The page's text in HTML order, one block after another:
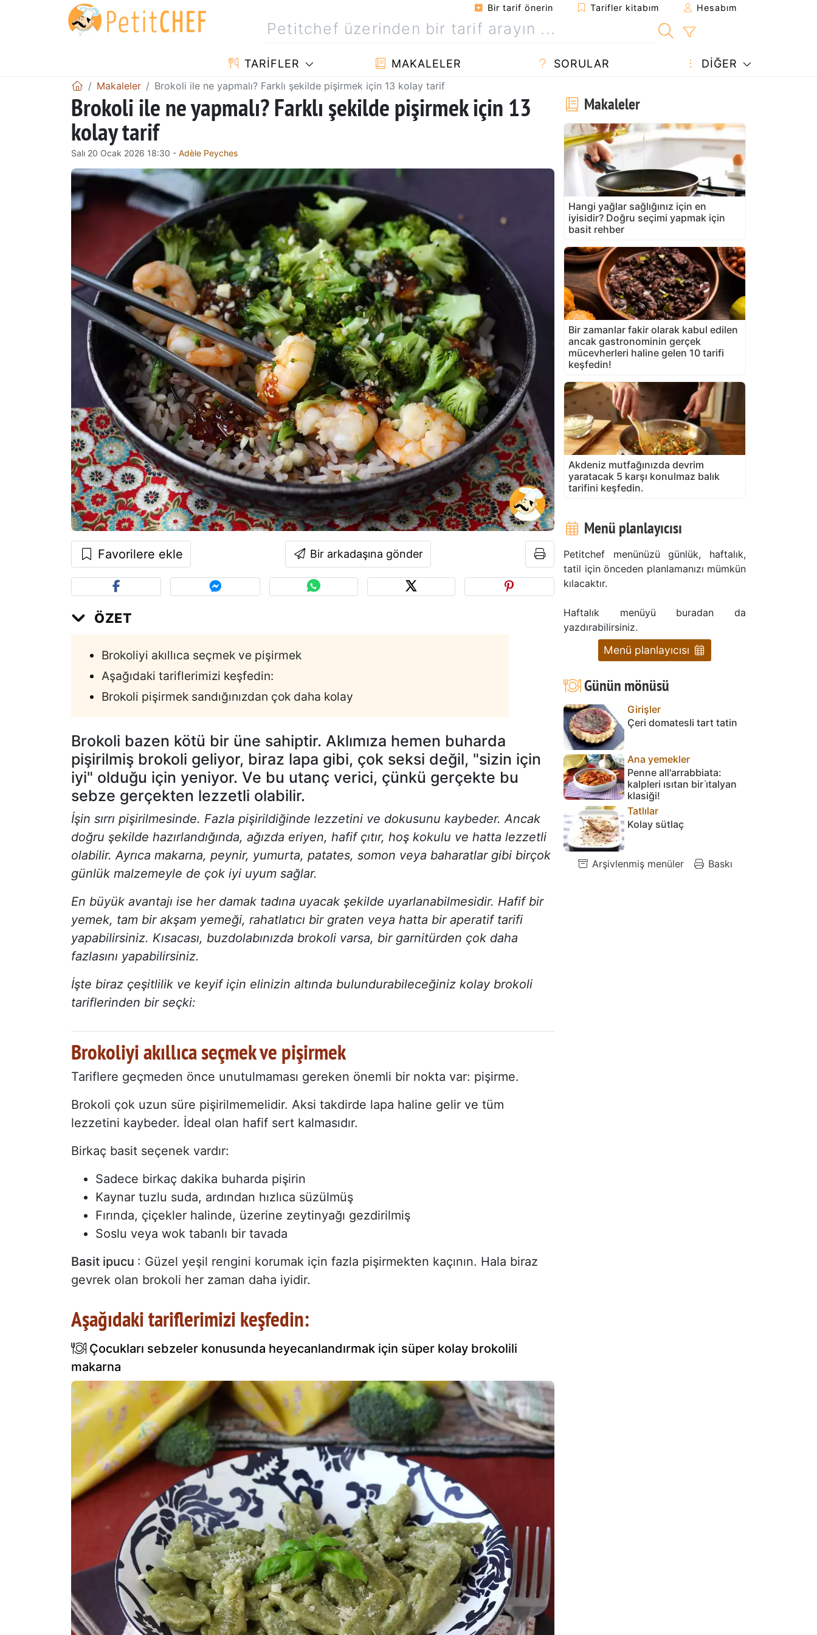
Bir tarif önerin Tarifler kitabım Hesabım
TARIFLER MAKALELER SORULAR DIĞER
Makaleler Brokoli ile ne yapmalı? Farklı şekilde pişirmek için 13 kolay tarif
Brokoli ile ne yapmalı? Farklı şekilde pişirmek için 13
kolay tarif
Salı 20 Ocak 2026 18:30 - Adèle Peyches
Favorilere ekle Bir arkadaşına gönder
ÖZET
Brokoliyi akıllıca seçmek ve pişirmek
Aşağıdaki tariflerimizi keşfedin:
Brokoli pişirmek sandığınızdan çok daha kolay
Brokoli bazen kötü bir üne sahiptir. Aklımıza hemen buharda
pişirilmiş brokoli geliyor, biraz lapa gibi, çok seksi değil, "sizin için
iyi" olduğu için yeniyor. Ve bu utanç verici, çünkü gerçekte bu
sebze gerçekten lezzetli olabilir.
İşin sırrı pişirilmesinde. Fazla pişirildiğinde lezzetini ve dokusunu kaybeder. Ancak
doğru şekilde hazırlandığında, ağızda eriyen, hafif çıtır, hoş kokulu ve hatta lezzetli
olabilir. Ayrıca makarna, peynir, yumurta, patates, somon veya baharatlar gibi birçok
günlük malzemeyle de çok iyi uyum sağlar.
En büyük avantajı ise her damak tadına uyacak şekilde uyarlanabilmesidir. Hafif bir
yemek, tam bir akşam yemeği, rahatlatıcı bir graten veya hatta bir aperatif tarifi
yapabilirsiniz. Kısacası, buzdolabınızda brokoli varsa, bir garnitürden çok daha
fazlasını yapabilirsiniz.
İşte biraz çeşitlilik ve keyif için elinizin altında bulundurabileceğiniz kolay brokoli
tariflerinden bir seçki:
Brokoliyi akıllıca seçmek ve pişirmek
Tariflere geçmeden önce unutulmaması gereken önemli bir nokta var: pişirme.
Brokoli çok uzun süre pişirilmemelidir. Aksi takdirde lapa haline gelir ve tüm
lezzetini kaybeder. İdeal olan hafif sert kalmasıdır.
Birkaç basit seçenek vardır:
Sadece birkaç dakika buharda pişirin
Kaynar tuzlu suda, ardından hızlıca süzülmüş
Fırında, çiçekler halinde, üzerine zeytinyağı gezdirilmiş
Soslu veya wok tabanlı bir tavada
Basit ipucu : Güzel yeşil rengini korumak için fazla pişirmekten kaçının. Hala biraz
gevrek olan brokoli her zaman daha iyidir.
Aşağıdaki tariflerimizi keşfedin:
Çocukları sebzeler konusunda heyecanlandırmak için süper kolay brokolili
makarna
Makaleler
Hangi yağlar sağlığınız için en
iyisidir? Doğru seçimi yapmak için
basit rehber
Bir zamanlar fakir olarak kabul edilen
ancak gastronominin gerçek
mücevherleri haline gelen 10 tarifi
keşfedin!
Akdeniz mutfağınızda devrim
yaratacak 5 karşı konulmaz balık
tarifini keşfedin.
Menü planlayıcısı
Petitchef menünüzü günlük, haftalık,
tatil için önceden planlamanızı mümkün
kılacaktır.
Haftalık menüyü buradan da
yazdırabilirsiniz.
Menü planlayıcısı
Günün mönüsü
Girişler
Çeri domatesli tart tatin
Ana yemekler
Penne all'arrabbiata:
kalpleri ısıtan bir i̇talyan
klasiği!
Tatlılar
Kolay sütlaç
Arşivlenmiş menüler Baskı